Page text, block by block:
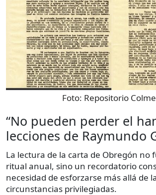
Foto: Repositorio
“No pueden perder el
lecciones de Raymundo
La lectura de la carta de Obregón no
ritual anual, sino un recordatorio
necesidad de esforzarse más allá de
circunstancias privilegiadas.